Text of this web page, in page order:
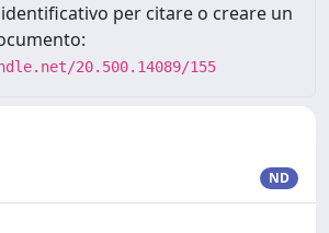
per citare o creare un
20.500.14089/155
ND